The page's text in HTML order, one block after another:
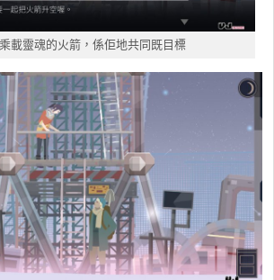
載靈魂的火箭，係佢地共同既目標